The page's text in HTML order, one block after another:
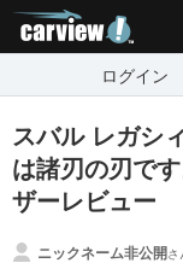
ログイン
スバル レガシ
は諸刃の刃で
ザーレビュー
ニックネーム非公開さ